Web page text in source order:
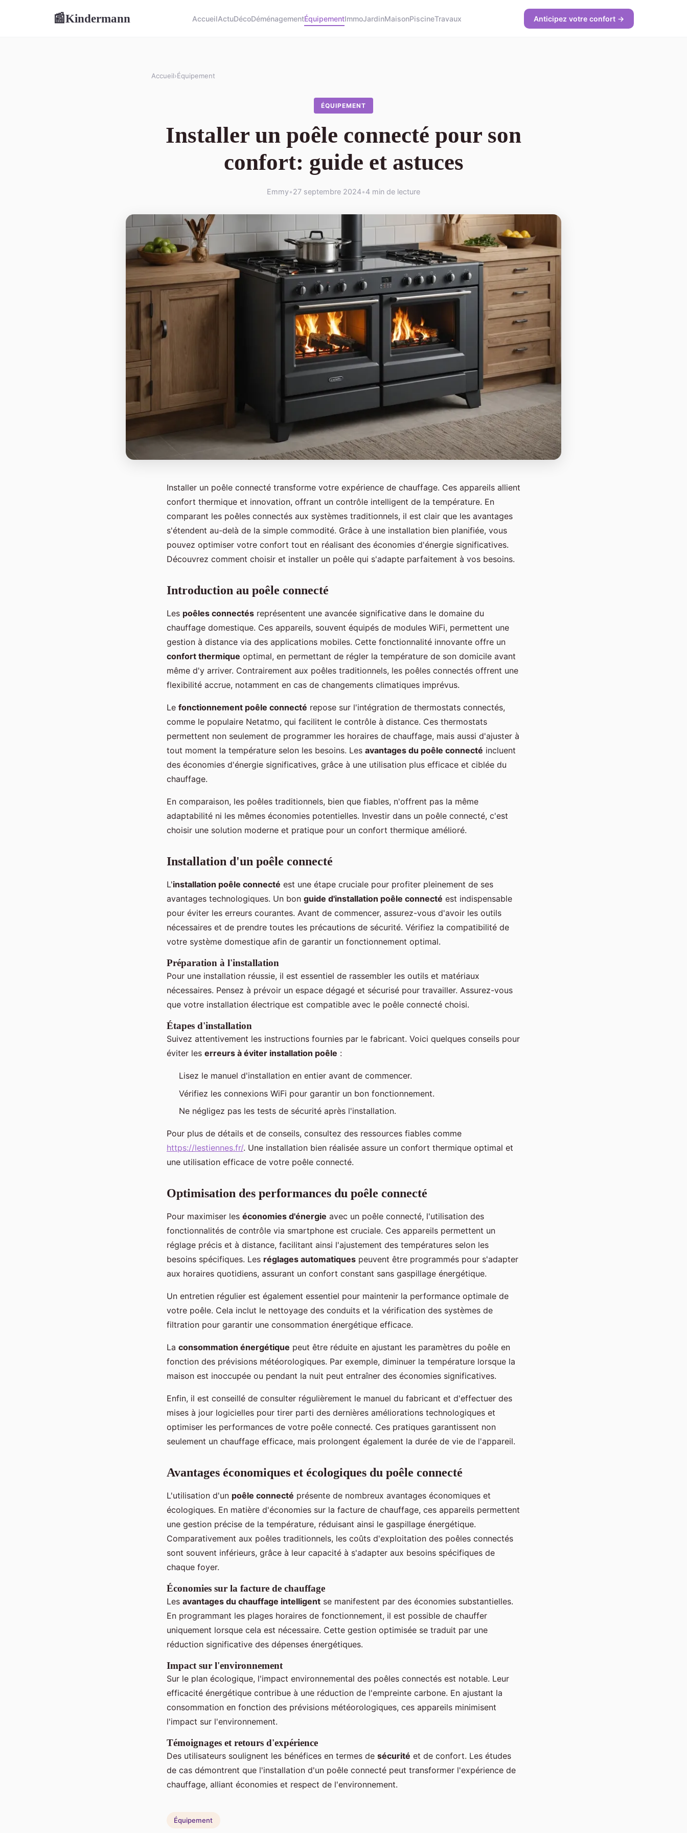
📰Kindermann AccueilActuDécoDéménagementÉquipementImmoJardinMaisonPiscineTravaux Anticipez votre confort →
Accueil›Équipement
ÉQUIPEMENT
Installer un poêle connecté pour son
confort: guide et astuces
Emmy•27 septembre 2024•4 min de lecture
Installer un poêle connecté transforme votre expérience de chauffage. Ces appareils allient
confort thermique et innovation, offrant un contrôle intelligent de la température. En
comparant les poêles connectés aux systèmes traditionnels, il est clair que les avantages
s'étendent au-delà de la simple commodité. Grâce à une installation bien planifiée, vous
pouvez optimiser votre confort tout en réalisant des économies d'énergie significatives.
Découvrez comment choisir et installer un poêle qui s'adapte parfaitement à vos besoins.
Introduction au poêle connecté
Les poêles connectés représentent une avancée significative dans le domaine du
chauffage domestique. Ces appareils, souvent équipés de modules WiFi, permettent une
gestion à distance via des applications mobiles. Cette fonctionnalité innovante offre un
confort thermique optimal, en permettant de régler la température de son domicile avant
même d'y arriver. Contrairement aux poêles traditionnels, les poêles connectés offrent une
flexibilité accrue, notamment en cas de changements climatiques imprévus.
Le fonctionnement poêle connecté repose sur l'intégration de thermostats connectés,
comme le populaire Netatmo, qui facilitent le contrôle à distance. Ces thermostats
permettent non seulement de programmer les horaires de chauffage, mais aussi d'ajuster à
tout moment la température selon les besoins. Les avantages du poêle connecté incluent
des économies d'énergie significatives, grâce à une utilisation plus efficace et ciblée du
chauffage.
En comparaison, les poêles traditionnels, bien que fiables, n'offrent pas la même
adaptabilité ni les mêmes économies potentielles. Investir dans un poêle connecté, c'est
choisir une solution moderne et pratique pour un confort thermique amélioré.
Installation d'un poêle connecté
L'installation poêle connecté est une étape cruciale pour profiter pleinement de ses
avantages technologiques. Un bon guide d'installation poêle connecté est indispensable
pour éviter les erreurs courantes. Avant de commencer, assurez-vous d'avoir les outils
nécessaires et de prendre toutes les précautions de sécurité. Vérifiez la compatibilité de
votre système domestique afin de garantir un fonctionnement optimal.
Préparation à l'installation
Pour une installation réussie, il est essentiel de rassembler les outils et matériaux
nécessaires. Pensez à prévoir un espace dégagé et sécurisé pour travailler. Assurez-vous
que votre installation électrique est compatible avec le poêle connecté choisi.
Étapes d'installation
Suivez attentivement les instructions fournies par le fabricant. Voici quelques conseils pour
éviter les erreurs à éviter installation poêle :
Lisez le manuel d'installation en entier avant de commencer.
Vérifiez les connexions WiFi pour garantir un bon fonctionnement.
Ne négligez pas les tests de sécurité après l'installation.
Pour plus de détails et de conseils, consultez des ressources fiables comme
https://lestiennes.fr/. Une installation bien réalisée assure un confort thermique optimal et
une utilisation efficace de votre poêle connecté.
Optimisation des performances du poêle connecté
Pour maximiser les économies d'énergie avec un poêle connecté, l'utilisation des
fonctionnalités de contrôle via smartphone est cruciale. Ces appareils permettent un
réglage précis et à distance, facilitant ainsi l'ajustement des températures selon les
besoins spécifiques. Les réglages automatiques peuvent être programmés pour s'adapter
aux horaires quotidiens, assurant un confort constant sans gaspillage énergétique.
Un entretien régulier est également essentiel pour maintenir la performance optimale de
votre poêle. Cela inclut le nettoyage des conduits et la vérification des systèmes de
filtration pour garantir une consommation énergétique efficace.
La consommation énergétique peut être réduite en ajustant les paramètres du poêle en
fonction des prévisions météorologiques. Par exemple, diminuer la température lorsque la
maison est inoccupée ou pendant la nuit peut entraîner des économies significatives.
Enfin, il est conseillé de consulter régulièrement le manuel du fabricant et d'effectuer des
mises à jour logicielles pour tirer parti des dernières améliorations technologiques et
optimiser les performances de votre poêle connecté. Ces pratiques garantissent non
seulement un chauffage efficace, mais prolongent également la durée de vie de l'appareil.
Avantages économiques et écologiques du poêle connecté
L'utilisation d'un poêle connecté présente de nombreux avantages économiques et
écologiques. En matière d'économies sur la facture de chauffage, ces appareils permettent
une gestion précise de la température, réduisant ainsi le gaspillage énergétique.
Comparativement aux poêles traditionnels, les coûts d'exploitation des poêles connectés
sont souvent inférieurs, grâce à leur capacité à s'adapter aux besoins spécifiques de
chaque foyer.
Économies sur la facture de chauffage
Les avantages du chauffage intelligent se manifestent par des économies substantielles.
En programmant les plages horaires de fonctionnement, il est possible de chauffer
uniquement lorsque cela est nécessaire. Cette gestion optimisée se traduit par une
réduction significative des dépenses énergétiques.
Impact sur l'environnement
Sur le plan écologique, l'impact environnemental des poêles connectés est notable. Leur
efficacité énergétique contribue à une réduction de l'empreinte carbone. En ajustant la
consommation en fonction des prévisions météorologiques, ces appareils minimisent
l'impact sur l'environnement.
Témoignages et retours d'expérience
Des utilisateurs soulignent les bénéfices en termes de sécurité et de confort. Les études
de cas démontrent que l'installation d'un poêle connecté peut transformer l'expérience de
chauffage, alliant économies et respect de l'environnement.
Équipement